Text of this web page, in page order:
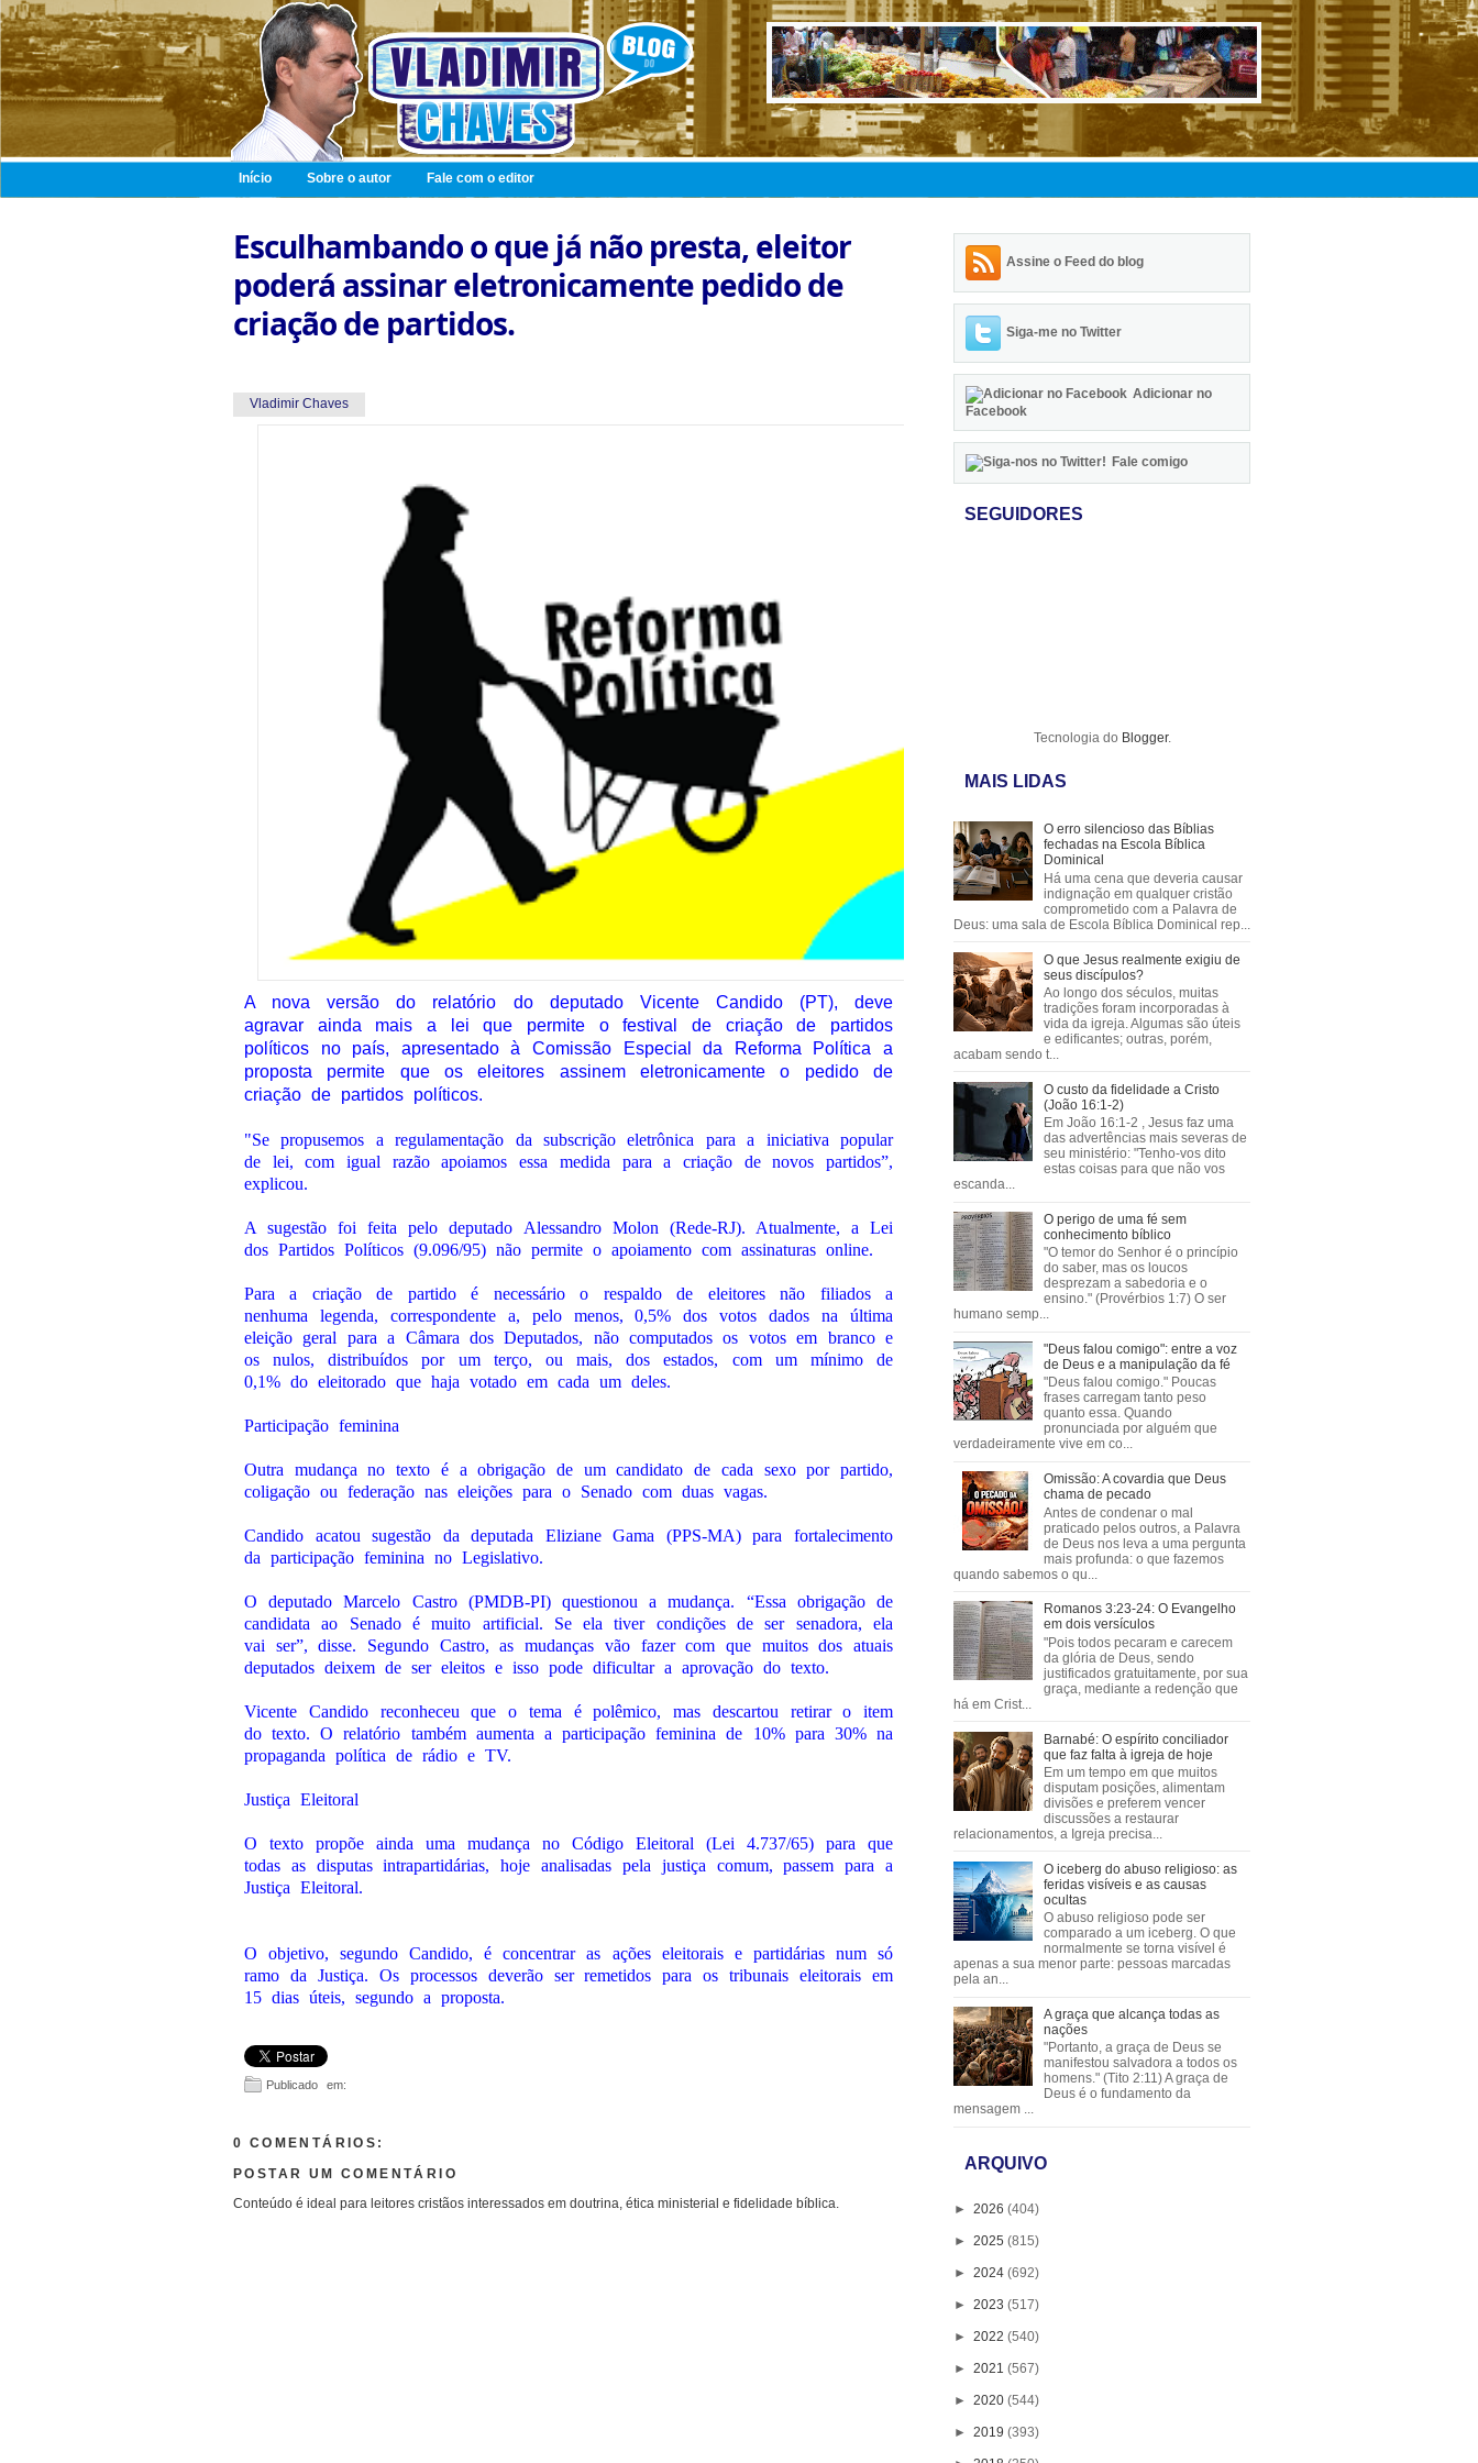
Início Sobre o autor Fale com o editor
Esculhambando o que já não presta, eleitor
poderá assinar eletronicamente pedido de
criação de partidos.
Vladimir Chaves
A nova versão do relatório do deputado Vicente Candido (PT), deve
agravar ainda mais a lei que permite o festival de criação de partidos
políticos no país, apresentado à Comissão Especial da Reforma Política a
proposta permite que os eleitores assinem eletronicamente o pedido de
criação de partidos políticos.
"Se propusemos a regulamentação da subscrição eletrônica para a iniciativa popular
de lei, com igual razão apoiamos essa medida para a criação de novos partidos”,
explicou.
A sugestão foi feita pelo deputado Alessandro Molon (Rede-RJ). Atualmente, a Lei
dos Partidos Políticos (9.096/95) não permite o apoiamento com assinaturas online.
Para a criação de partido é necessário o respaldo de eleitores não filiados a
nenhuma legenda, correspondente a, pelo menos, 0,5% dos votos dados na última
eleição geral para a Câmara dos Deputados, não computados os votos em branco e
os nulos, distribuídos por um terço, ou mais, dos estados, com um mínimo de
0,1% do eleitorado que haja votado em cada um deles.
Participação feminina
Outra mudança no texto é a obrigação de um candidato de cada sexo por partido,
coligação ou federação nas eleições para o Senado com duas vagas.
Candido acatou sugestão da deputada Eliziane Gama (PPS-MA) para fortalecimento
da participação feminina no Legislativo.
O deputado Marcelo Castro (PMDB-PI) questionou a mudança. “Essa obrigação de
candidata ao Senado é muito artificial. Se ela tiver condições de ser senadora, ela
vai ser”, disse. Segundo Castro, as mudanças vão fazer com que muitos dos atuais
deputados deixem de ser eleitos e isso pode dificultar a aprovação do texto.
Vicente Candido reconheceu que o tema é polêmico, mas descartou retirar o item
do texto. O relatório também aumenta a participação feminina de 10% para 30% na
propaganda política de rádio e TV.
Justiça Eleitoral
O texto propõe ainda uma mudança no Código Eleitoral (Lei 4.737/65) para que
todas as disputas intrapartidárias, hoje analisadas pela justiça comum, passem para a
Justiça Eleitoral.
O objetivo, segundo Candido, é concentrar as ações eleitorais e partidárias num só
ramo da Justiça. Os processos deverão ser remetidos para os tribunais eleitorais em
15 dias úteis, segundo a proposta.
Publicado em:
0 COMENTÁRIOS:
POSTAR UM COMENTÁRIO
Conteúdo é ideal para leitores cristãos interessados em doutrina, ética ministerial e fidelidade bíblica.
Assine o Feed do blog
Siga-me no Twitter
Adicionar no
Facebook
Fale comigo
SEGUIDORES
Tecnologia do Blogger.
MAIS LIDAS
O erro silencioso das Bíblias
fechadas na Escola Bíblica
Dominical
Há uma cena que deveria causar
indignação em qualquer cristão
comprometido com a Palavra de
Deus: uma sala de Escola Bíblica Dominical rep...
O que Jesus realmente exigiu de
seus discípulos?
Ao longo dos séculos, muitas
tradições foram incorporadas à
vida da igreja. Algumas são úteis
e edificantes; outras, porém,
acabam sendo t...
O custo da fidelidade a Cristo
(João 16:1-2)
Em João 16:1-2 , Jesus faz uma
das advertências mais severas de
seu ministério: "Tenho-vos dito
estas coisas para que não vos
escanda...
O perigo de uma fé sem
conhecimento bíblico
"O temor do Senhor é o princípio
do saber, mas os loucos
desprezam a sabedoria e o
ensino." (Provérbios 1:7) O ser
humano semp...
"Deus falou comigo": entre a voz
de Deus e a manipulação da fé
"Deus falou comigo." Poucas
frases carregam tanto peso
quanto essa. Quando
pronunciada por alguém que
verdadeiramente vive em co...
Omissão: A covardia que Deus
chama de pecado
Antes de condenar o mal
praticado pelos outros, a Palavra
de Deus nos leva a uma pergunta
mais profunda: o que fazemos
quando sabemos o qu...
Romanos 3:23-24: O Evangelho
em dois versículos
"Pois todos pecaram e carecem
da glória de Deus, sendo
justificados gratuitamente, por sua
graça, mediante a redenção que
há em Crist...
Barnabé: O espírito conciliador
que faz falta à igreja de hoje
Em um tempo em que muitos
disputam posições, alimentam
divisões e preferem vencer
discussões a restaurar
relacionamentos, a Igreja precisa...
O iceberg do abuso religioso: as
feridas visíveis e as causas
ocultas
O abuso religioso pode ser
comparado a um iceberg. O que
normalmente se torna visível é
apenas a sua menor parte: pessoas marcadas
pela an...
A graça que alcança todas as
nações
"Portanto, a graça de Deus se
manifestou salvadora a todos os
homens." (Tito 2:11) A graça de
Deus é o fundamento da
mensagem ...
ARQUIVO
► 2026 (404)
► 2025 (815)
► 2024 (692)
► 2023 (517)
► 2022 (540)
► 2021 (567)
► 2020 (544)
► 2019 (393)